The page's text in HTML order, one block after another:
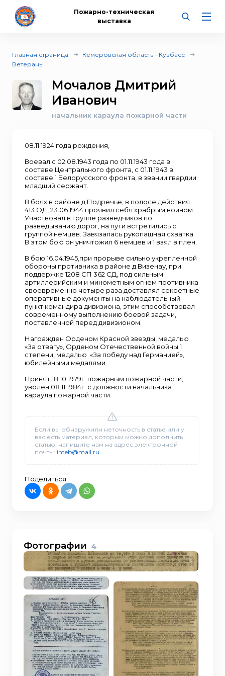
Пожарно-техническая
выставка
Главная страница
Кемеровская область - Кузбасс
Ветераны
Мочалов Дмитрий
Иванович
начальник караула пожарной части
08.11.1924 года рождения,
Воевал с 02.08.1943 года по 01.11.1943 года в
составе Центрального фронта, с 01.11.1943 в
составе 1 Белорусского фронта, в звании гвардии
младший сержант.
В боях в районе д.Подречье, в полосе действия
413 ОД, 23.06.1944 проявил себя храбрым воином.
Участвовал в группе разведчиков по
разведыванию дорог, на пути встретились с
группой немцев. Завязалась рукопашная схватка.
В этом бою он уничтожил 6 немцев и 1 взял в плен.
В бою 16.04.1945,при прорыве сильно укрепленной
обороны противника в районе д.Визенау, при
поддержке 1208 СП 362 СД, под сильным
артиллерийским и минометным огнем противника
своевременно четыре раза доставлял секретные
оперативные документы на наблюдательный
пункт командира дивизиона, этим способствовал
современному выполнению боевой задачи,
поставленной перед дивизионом.
Награжден Орденом Красной звезды, медалью
«За отвагу», Орденом Отечественной войны 1
степени, медалью «За победу над Германией»,
юбилейными медалями.
Принят 18.10.1979г. пожарным пожарной части,
уволен 08.11.1984г. с должности начальника
караула пожарной части.
Если вы обнаружили неточность в статье или у
вас есть материал, которым можно дополнить
статью, напишите нам на адрес электронной
почты: inteb@mail.ru
Поделиться:
Фотографии 4